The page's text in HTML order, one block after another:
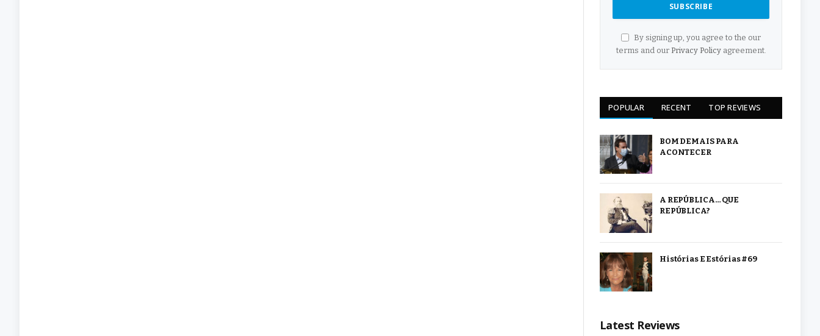
By signing up, you agree to the our
terms and our Privacy Policyagreement.
POPULAR RECENT TOP REVIEWS
BOM DEMAIS PARA
ACONTECER
A REPÚBLICA… QUE
REPÚBLICA?
Histórias E Estórias #69
Latest Reviews